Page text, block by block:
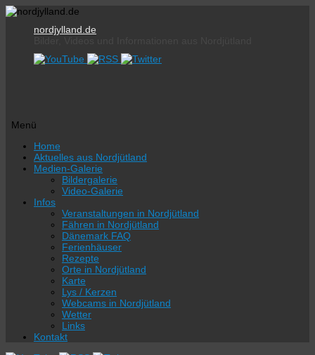
nordjylland.de
Menü
Zum
Inhalt
springen
Home
Aktuelles aus Nordjütland
Medien-Galerie
Bildergalerie
Video-Galerie
Infos
Veranstaltungen in Nordjütland
Fähren in Nordjütland
Dänemark FAQ
Ferienhäuser
Rezepte
Orte in Nordjütland
Karte
Lys / Kerzen
Webcams in Nordjütland
Wetter
Links
Kontakt